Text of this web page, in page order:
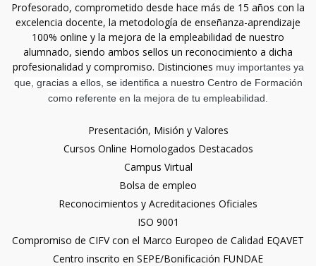
Profesorado, comprometido desde hace más de 15 años con la
excelencia docente, la metodología de enseñanza-aprendizaje
100% online y la mejora de la empleabilidad de nuestro
alumnado, siendo ambos sellos un reconocimiento a dicha
profesionalidad y compromiso. Distinciones muy importantes ya
que, gracias a ellos, se identifica a nuestro Centro de Formación
como referente en la mejora de tu empleabilidad.
Presentación, Misión y Valores
Cursos Online Homologados Destacados
Campus Virtual
Bolsa de empleo
Reconocimientos y Acreditaciones Oficiales
ISO 9001
Compromiso de CIFV con el Marco Europeo de Calidad EQAVET
Centro inscrito en SEPE/Bonificación FUNDAE